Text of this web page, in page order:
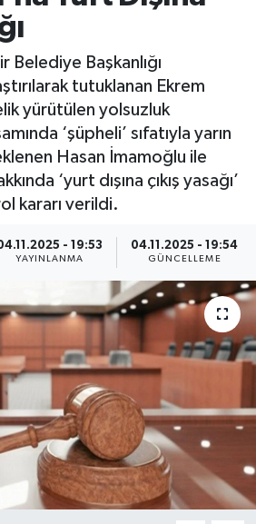
Belediye Başkanlığı
tutuklanan Ekrem
yürütülen yolsuzluk
‘şüpheli’ sıfatıyla yarın
Hasan İmamoğlu ile
‘yurt dışına çıkış yasağı’
kararı verildi.
- 19:53
YAYINLANMA
04.11.2025 - 19:54
GÜNCELLEME